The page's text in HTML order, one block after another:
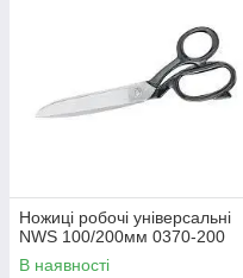
Ножиці робочі універсальні
NWS 100/200мм 0370-200
В наявності